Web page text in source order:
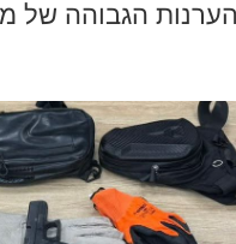
הגבוהה של